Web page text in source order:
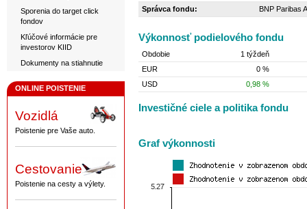
Sporenia do target click
fondov
Kľúčové informácie pre
investorov KIID
Dokumenty na stiahnutie
ONLINE POISTENIE
Vozidlá
Poistenie pre Vaše auto.
Cestovanie
Poistenie na cesty a výlety.
Správca fondu:
BNP Paribas
Výkonnosť podielového fondu
Obdobie
1 týždeň
EUR
0 %
USD
0,98 %
Investičné ciele a politika fondu
Graf výkonnosti